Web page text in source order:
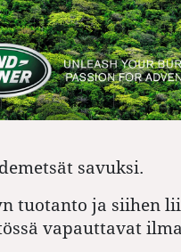
savuksi.
tuotanto ja siihen
vapauttavat